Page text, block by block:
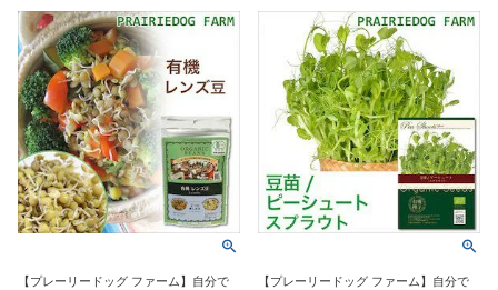
【プレーリードッグ ファーム】自分で
【プレーリードッグ ファーム】自分で